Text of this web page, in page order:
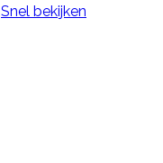
Snel bekijken